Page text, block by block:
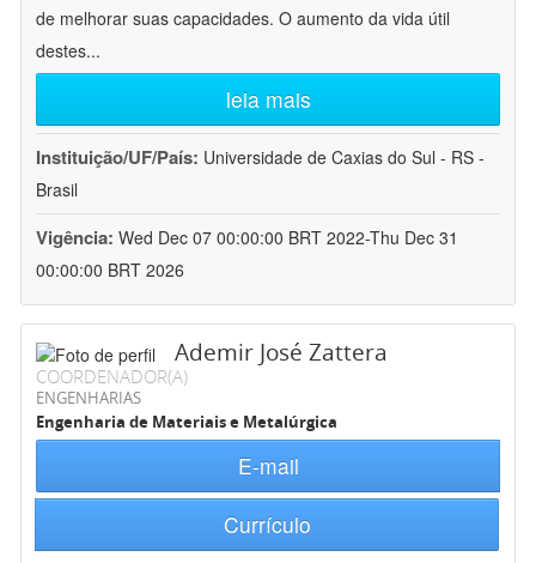
de melhorar suas capacidades. O aumento da vida útil
destes...
leia mais
Instituição/UF/País: Universidade de Caxias do Sul - RS -
Brasil
Vigência: Wed Dec 07 00:00:00 BRT 2022-Thu Dec 31
00:00:00 BRT 2026
Ademir José Zattera
COORDENADOR(A)
ENGENHARIAS
Engenharia de Materiais e Metalúrgica
E-mail
Currículo